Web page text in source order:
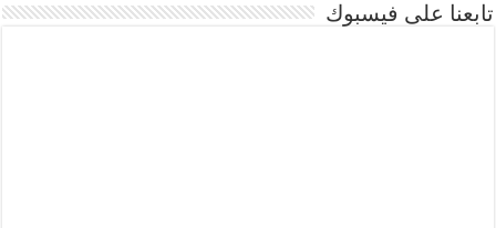
تابعنا على فيسبوك